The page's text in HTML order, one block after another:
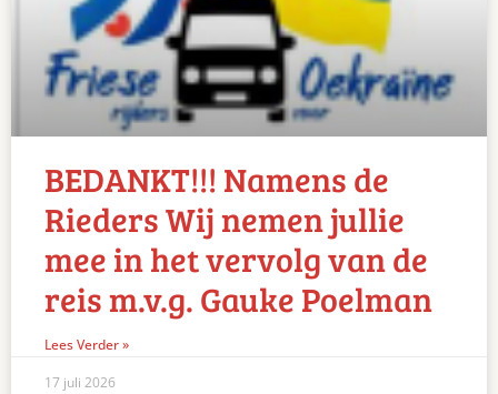
BEDANKT!!! Namens de
Rieders Wij nemen jullie
mee in het vervolg van de
reis m.v.g. Gauke Poelman
Lees Verder »
17 juli 2026